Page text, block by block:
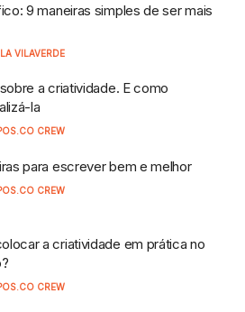
9 maneiras simples de ser mais
VILAVERDE
a criatividade. E como
la
CREW
para escrever bem e melhor
CREW
a criatividade em prática no
CREW